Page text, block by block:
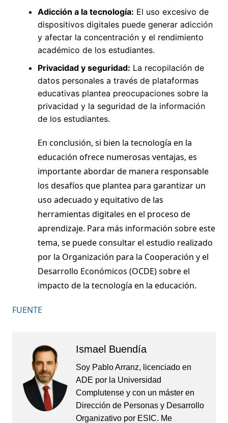
Adicción a la tecnología: El uso excesivo de
dispositivos digitales puede generar adicción
y afectar la concentración y el rendimiento
académico de los estudiantes.
Privacidad y seguridad: La recopilación de
datos personales a través de plataformas
educativas plantea preocupaciones sobre la
privacidad y la seguridad de la información
de los estudiantes.
En conclusión, si bien la tecnología en la
educación ofrece numerosas ventajas, es
importante abordar de manera responsable
los desafíos que plantea para garantizar un
uso adecuado y equitativo de las
herramientas digitales en el proceso de
aprendizaje. Para más información sobre este
tema, se puede consultar el estudio realizado
por la Organización para la Cooperación y el
Desarrollo Económicos (OCDE) sobre el
impacto de la tecnología en la educación.
FUENTE
Ismael Buendía
Soy Pablo Arranz, licenciado en
ADE por la Universidad
Complutense y con un máster en
Dirección de Personas y Desarrollo
Organizativo por ESIC. Me